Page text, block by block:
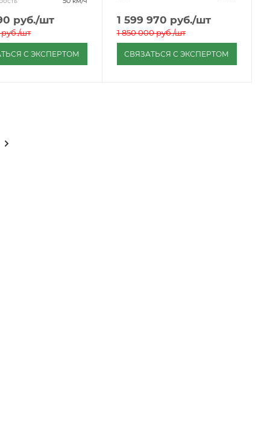
руб./шт
/шт
С ЭКСПЕРТОМ
1 599 970 руб./шт
1 850 000руб./шт
СВЯЗАТЬСЯ С ЭКСПЕРТОМ